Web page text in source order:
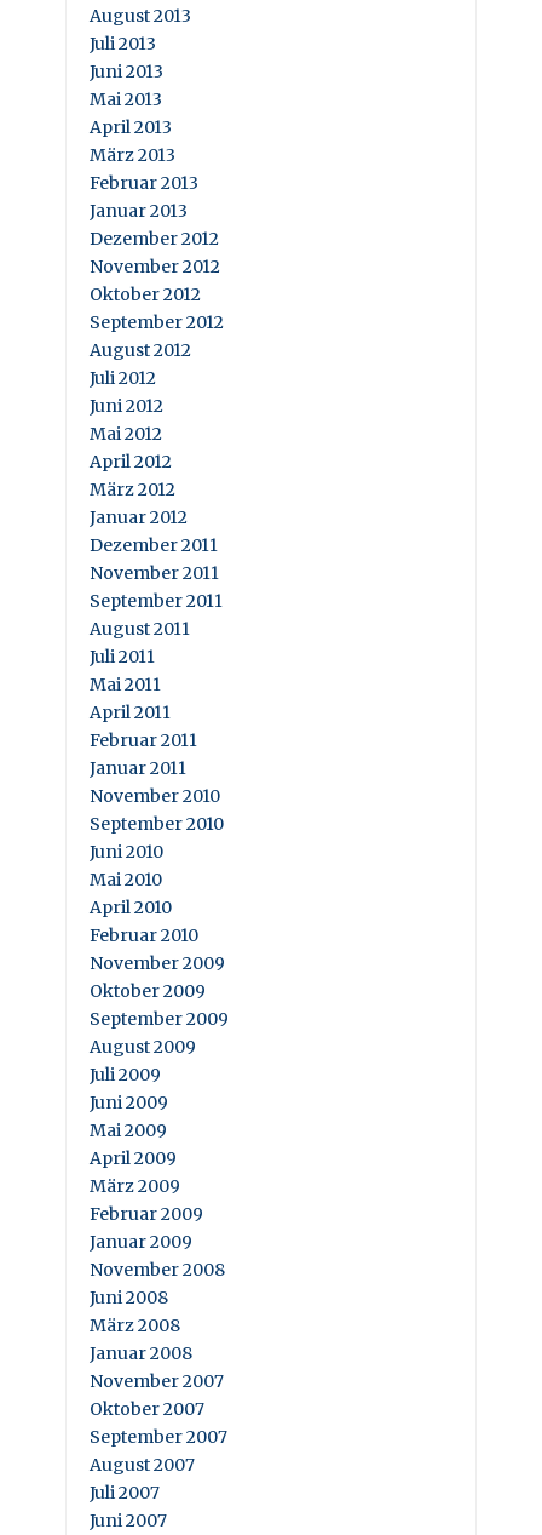
August 2013
Juli 2013
Juni 2013
Mai 2013
April 2013
März 2013
Februar 2013
Januar 2013
Dezember 2012
November 2012
Oktober 2012
September 2012
August 2012
Juli 2012
Juni 2012
Mai 2012
April 2012
März 2012
Januar 2012
Dezember 2011
November 2011
September 2011
August 2011
Juli 2011
Mai 2011
April 2011
Februar 2011
Januar 2011
November 2010
September 2010
Juni 2010
Mai 2010
April 2010
Februar 2010
November 2009
Oktober 2009
September 2009
August 2009
Juli 2009
Juni 2009
Mai 2009
April 2009
März 2009
Februar 2009
Januar 2009
November 2008
Juni 2008
März 2008
Januar 2008
November 2007
Oktober 2007
September 2007
August 2007
Juli 2007
Juni 2007